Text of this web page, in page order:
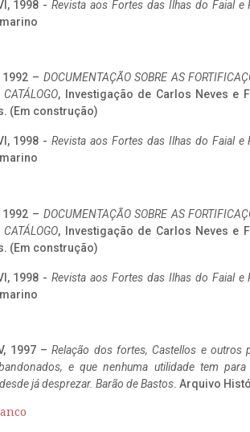
1998 -Revista aos Fortes das Ilhas do Faial
1992 – DOCUMENTAÇÃO SOBRE AS
, Investigação de Carlos Neves e
(Em construção)
1998 -Revista aos Fortes das Ilhas do Faial
1992 – DOCUMENTAÇÃO SOBRE AS
, Investigação de Carlos Neves e
(Em construção)
1998 -Revista aos Fortes das Ilhas do Faial
1997 –Relação dos fortes, Castellos e
e que nenhuma utilidade tem
já desprezar. Barão de Bastos. Arquivo